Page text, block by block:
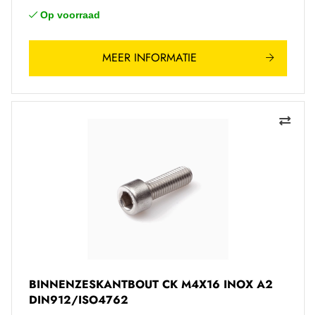
Op voorraad
MEER INFORMATIE
BINNENZESKANTBOUT CK M4X16 INOX A2
DIN912/ISO4762